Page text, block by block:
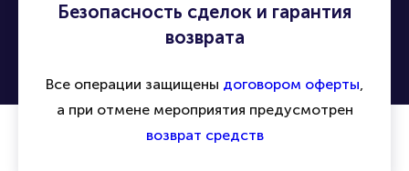
Безопасность сделок и гарантия
возврата
Все операции защищены договором оферты,
а при отмене мероприятия предусмотрен
возврат средств